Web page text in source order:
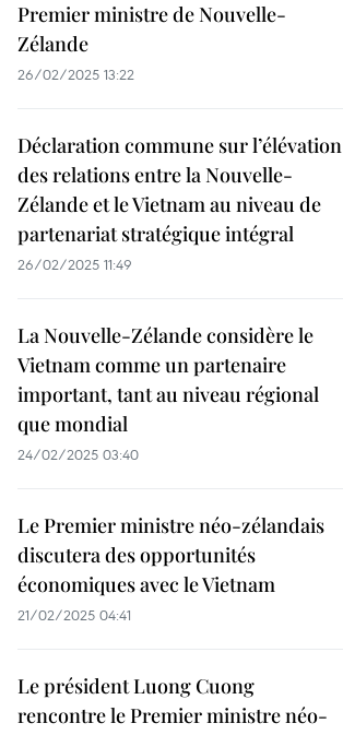
Premier ministre de Nouvelle-
Zélande
26/02/2025 13:22
Déclaration commune sur l’élévation
des relations entre la Nouvelle-
Zélande et le Vietnam au niveau de
partenariat stratégique intégral
26/02/2025 11:49
La Nouvelle‑Zélande considère le
Vietnam comme un partenaire
important, tant au niveau régional
que mondial
24/02/2025 03:40
Le Premier ministre néo-zélandais
discutera des opportunités
économiques avec le Vietnam
21/02/2025 04:41
Le président Luong Cuong
rencontre le Premier ministre néo-